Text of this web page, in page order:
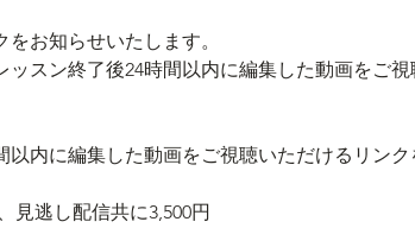
をお知らせいたします。
ッスン終了後24時間以内に編集した動画をご
以内に編集した動画をご視聴いただけるリンク
逃し配信共に3,500円